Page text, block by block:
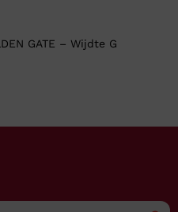
GATE – Wijdte G